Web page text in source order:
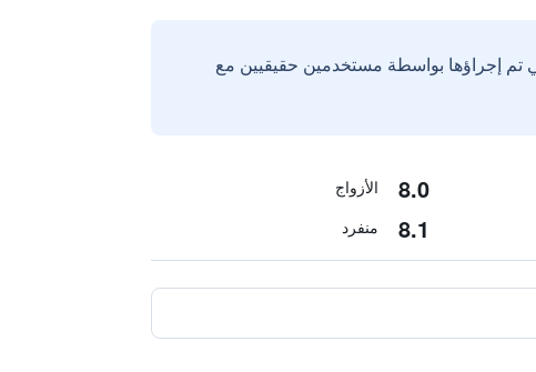
تم إجراؤها بواسطة مستخدمين حقيقيين مع
8.0 الأزواج
8.1 منفرد